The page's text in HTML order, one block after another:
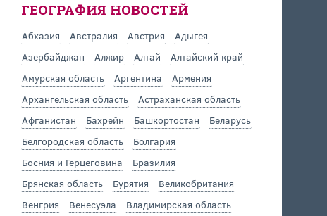
ГЕОГРАФИЯ НОВОСТЕЙ
Абхазия Австралия Австрия
Адыгея
Азербайджан
Алжир Алтай
Алтайский край
Амурская область
Аргентина
Армения
Архангельская область
Астраханская область
Афганистан
Бахрейн Башкортостан
Беларусь
Белгородская область
Болгария
Босния и Герцеговина
Бразилия
Брянская область
Бурятия
Великобритания
Венгрия
Венесуэла
Владимирская область